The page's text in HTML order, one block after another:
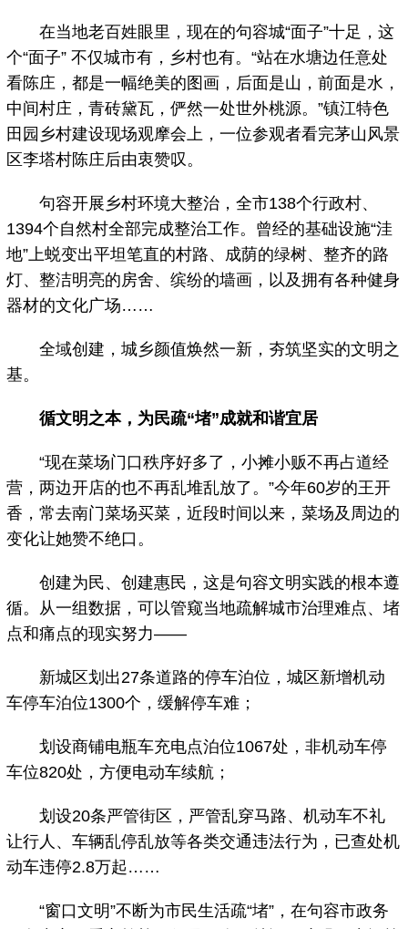
在当地老百姓眼里，现在的句容城“面子”十足，这
个“面子” 不仅城市有，乡村也有。“站在水塘边任意处
看陈庄，都是一幅绝美的图画，后面是山，前面是水，
中间村庄，青砖黛瓦，俨然一处世外桃源。”镇江特色
田园乡村建设现场观摩会上，一位参观者看完茅山风景
区李塔村陈庄后由衷赞叹。
句容开展乡村环境大整治，全市138个行政村、
1394个自然村全部完成整治工作。曾经的基础设施“洼
地”上蜕变出平坦笔直的村路、成荫的绿树、整齐的路
灯、整洁明亮的房舍、缤纷的墙画，以及拥有各种健身
器材的文化广场……
全域创建，城乡颜值焕然一新，夯筑坚实的文明之
基。
循文明之本，为民疏“堵”成就和谐宜居
“现在菜场门口秩序好多了，小摊小贩不再占道经
营，两边开店的也不再乱堆乱放了。”今年60岁的王开
香，常去南门菜场买菜，近段时间以来，菜场及周边的
变化让她赞不绝口。
创建为民、创建惠民，这是句容文明实践的根本遵
循。从一组数据，可以管窥当地疏解城市治理难点、堵
点和痛点的现实努力——
新城区划出27条道路的停车泊位，城区新增机动
车停车泊位1300个，缓解停车难；
划设商铺电瓶车充电点泊位1067处，非机动车停
车位820处，方便电动车续航；
划设20条严管街区，严管乱穿马路、机动车不礼
让行人、车辆乱停乱放等各类交通违法行为，已查处机
动车违停2.8万起……
“窗口文明”不断为市民生活疏“堵”，在句容市政务